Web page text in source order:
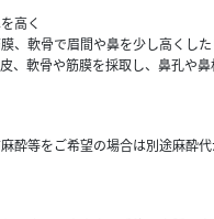
高く
、軟骨で眉間や鼻を少し高くし
、軟骨や筋膜を採取し、鼻孔や
酔等をご希望の場合は別途麻酔代